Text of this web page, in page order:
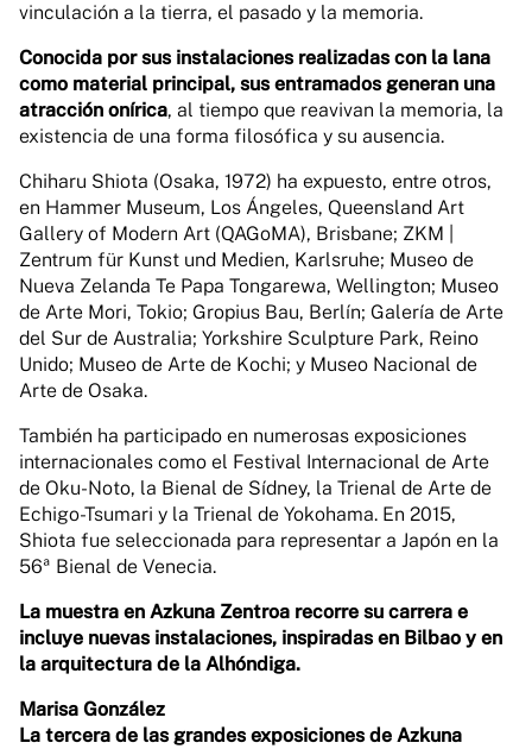
vinculación a la tierra, el pasado y la memoria.
Conocida por sus instalaciones realizadas con la lana
como material principal, sus entramados generan una
atracción onírica, al tiempo que reavivan la memoria, la
existencia de una forma filosófica y su ausencia.
Chiharu Shiota (Osaka, 1972) ha expuesto, entre otros,
en Hammer Museum, Los Ángeles, Queensland Art
Gallery of Modern Art (QAGoMA), Brisbane; ZKM |
Zentrum für Kunst und Medien, Karlsruhe; Museo de
Nueva Zelanda Te Papa Tongarewa, Wellington; Museo
de Arte Mori, Tokio; Gropius Bau, Berlín; Galería de Arte
del Sur de Australia; Yorkshire Sculpture Park, Reino
Unido; Museo de Arte de Kochi; y Museo Nacional de
Arte de Osaka.
También ha participado en numerosas exposiciones
internacionales como el Festival Internacional de Arte
de Oku-Noto, la Bienal de Sídney, la Trienal de Arte de
Echigo-Tsumari y la Trienal de Yokohama. En 2015,
Shiota fue seleccionada para representar a Japón en la
56ª Bienal de Venecia.
La muestra en Azkuna Zentroa recorre su carrera e
incluye nuevas instalaciones, inspiradas en Bilbao y en
la arquitectura de la Alhóndiga.
Marisa González
La tercera de las grandes exposiciones de Azkuna